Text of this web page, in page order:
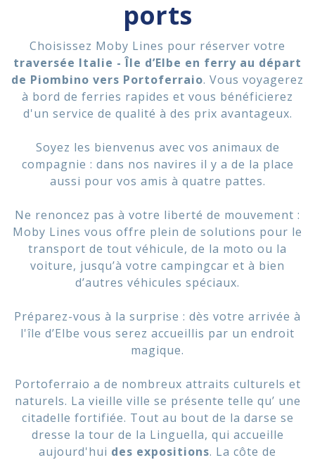
À PARTIR DE: €24,52
Retour €19,52
TRANSPORTEURS DISPONIBLES:
TOUTE L'ANNÉE
ports
Choisissez Moby Lines pour réserver votre
traversée Italie - Île d’Elbe en ferry au départ
de Piombino vers Portoferraio. Vous voyagerez
à bord de ferries rapides et vous bénéficierez
d'un service de qualité à des prix avantageux.
Soyez les bienvenus avec vos animaux de
compagnie : dans nos navires il y a de la place
aussi pour vos amis à quatre pattes.
Ne renoncez pas à votre liberté de mouvement :
Moby Lines vous offre plein de solutions pour le
transport de tout véhicule, de la moto ou la
voiture, jusqu’à votre campingcar et à bien
d’autres véhicules spéciaux.
Préparez-vous à la surprise : dès votre arrivée à
l'île d’Elbe vous serez accueillis par un endroit
magique.
Portoferraio a de nombreux attraits culturels et
naturels. La vieille ville se présente telle qu’ une
citadelle fortifiée. Tout au bout de la darse se
dresse la tour de la Linguella, qui accueille
aujourd'hui des expositions. La côte de